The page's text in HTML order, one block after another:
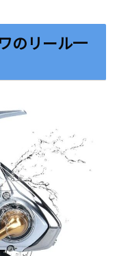
のリール一